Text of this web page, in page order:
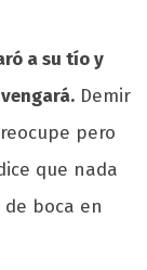
a su tío y
Demir
pero
que nada
boca en